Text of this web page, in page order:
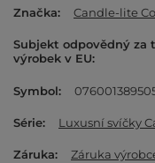
Značka Candle-lite
Subjekt odpovědný za
výrobek v EU
Symbol
Série Luxusní svíčky
Záruka Záruka